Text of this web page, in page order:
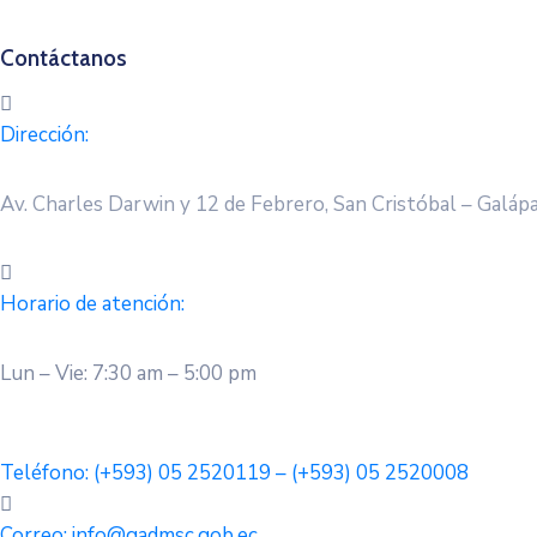
Contáctanos
Dirección:
Av. Charles Darwin y 12 de Febrero, San Cristóbal –
Horario de atención:
Lun – Vie: 7:30 am – 5:00 pm
Teléfono: (+593) 05 2520119 – (+593) 05 2520008